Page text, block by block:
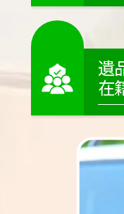
遺
在